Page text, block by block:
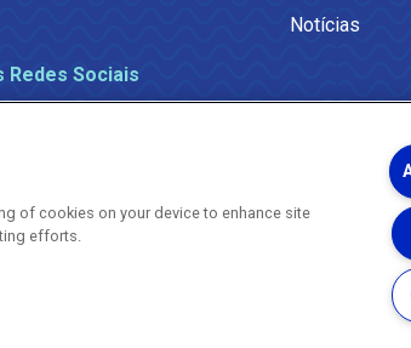
Redes Sociais
Notícias
Copyright ® 2026 - Todos os
of cookies on your device to enhance site
efforts.